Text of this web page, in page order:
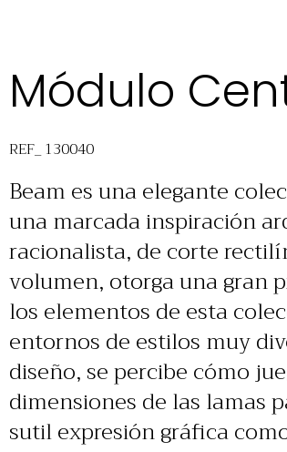
Módulo
REF_ 130040
Beam es una elegante
una marcada inspiración
racionalista, de corte
volumen, otorga una gran
los elementos de esta
entornos de estilos muy
diseño, se percibe cómo
dimensiones de las lamas
sutil expresión gráfica